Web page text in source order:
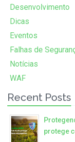
Desenvolvimento
Dicas
Eventos
Falhas de
Notícias
WAF
Recent Posts
protege